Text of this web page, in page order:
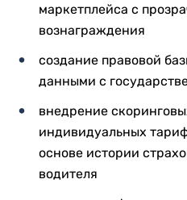
маркетплейса с
вознаграждения
создание правовой
данными с
внедрение
индивидуальных
основе истории
водителя